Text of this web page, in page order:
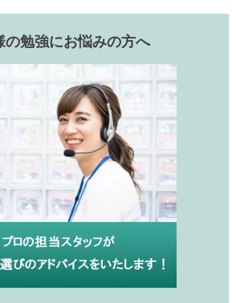
の勉強にお悩みの方へ